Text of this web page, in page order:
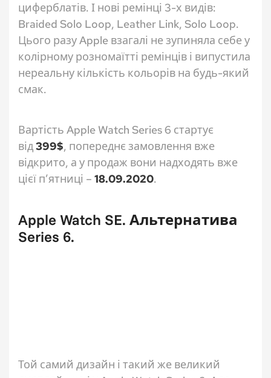
циферблатів. І нові ремінці 3-х видів:
Braided Solo Loop, Leather Link, Solo Loop.
Цього разу Apple взагалі не зупиняла себе у
колірному розномаїтті ремінців і випустила
нереальну кількість кольорів на будь-який
смак.
Вартість Apple Watch Series 6 стартує
від399$, попереднє замовлення вже
відкрито, а у продаж вони надходять вже
цієї п’ятниці – 18.09.2020.
Apple Watch SE. Альтернатива
Series 6.
Той самий дизайн і такий же великий